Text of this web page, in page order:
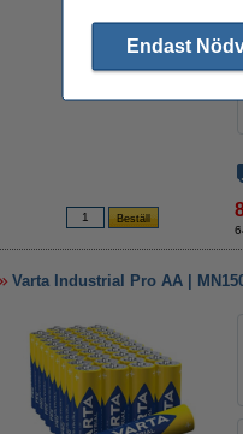
Varta Industrial Pro AA |
Endast